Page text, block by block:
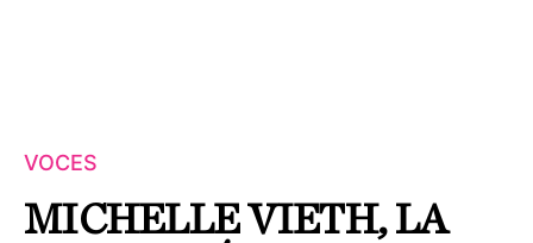
VOCES
MICHELLE VIETH, LA